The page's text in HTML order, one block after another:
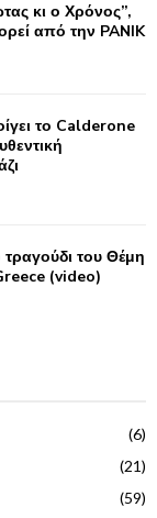
κι ο Χρόνος”,
από την PANIK
το Calderone
του Θέμη
(video)
(6)
(21)
(59)